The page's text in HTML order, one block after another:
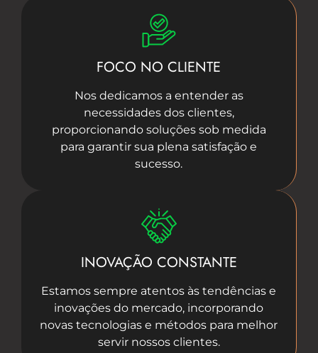
FOCO NO CLIENTE
Nos dedicamos a entender as
necessidades dos clientes,
proporcionando soluções sob medida
para garantir sua plena satisfação e
sucesso.
INOVAÇÃO CONSTANTE
Estamos sempre atentos às tendências e
inovações do mercado, incorporando
novas tecnologias e métodos para melhor
servir nossos clientes.